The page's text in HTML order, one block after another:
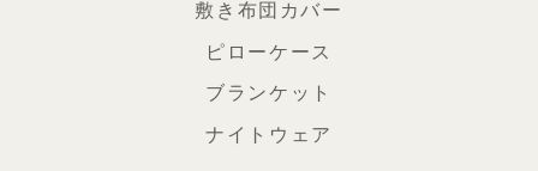
敷き布団カバー
ピローケース
ブランケット
ナイトウェア